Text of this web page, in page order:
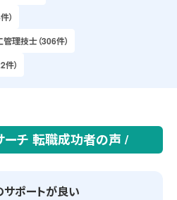
）
理技士（306件）
）
チ 転職成功者の声 /
ポートが良い